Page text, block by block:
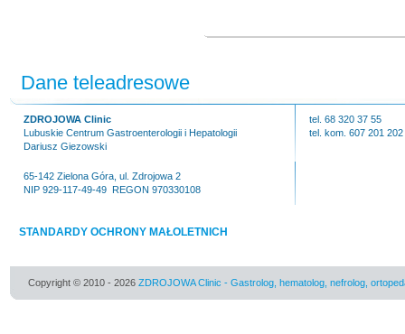
Dane teleadresowe
ZDROJOWA Clinic
Lubuskie Centrum Gastroenterologii i Hepatologii
Dariusz Giezowski
65-142 Zielona Góra, ul. Zdrojowa 2
NIP 929-117-49-49 REGON 970330108
tel. 68 320 37 55
tel. kom. 607 201 202
STANDARDY OCHRONY MAŁOLETNICH
Copyright © 2010 - 2026 ZDROJOWA Clinic - Gastrolog, hematolog, nefrolog,